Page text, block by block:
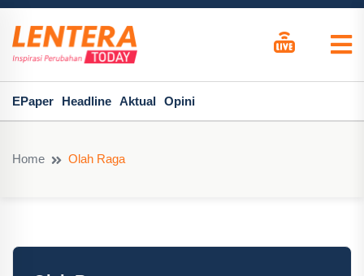
EPaper Headline Aktual Opini
Home Olah Raga